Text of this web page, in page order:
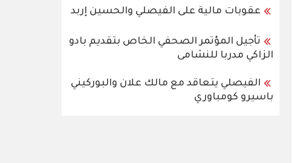
عقوبات مالية على الفيصلي والحسين إربد
تأجيل المؤتمر الصحفي الخاص بتقديم بادو
الزاكي مدربا للنشامى
الفيصلي يتعاقد مع مالك علان والبوركيني
باسيرو كومباوري